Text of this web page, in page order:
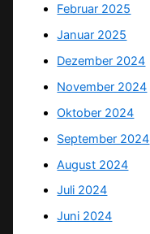
Februar 2025
Januar 2025
Dezember 2024
November 2024
Oktober 2024
September 2024
August 2024
Juli 2024
Juni 2024